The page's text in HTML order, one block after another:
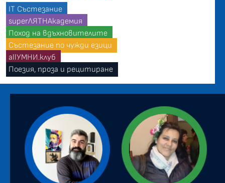
IT Състезание
superЛЯТНАкадемия
Поход на вдъхновителите
Състезание по чужди езици
allУМНИ.клуб
Поезия, проза и рецитиране